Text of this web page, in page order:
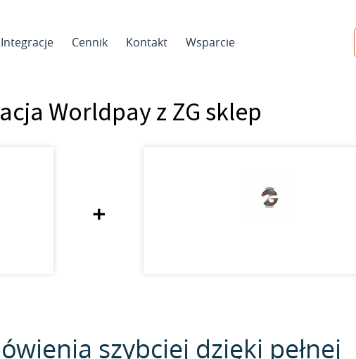
Integracje Cennik Kontakt Wsparcie
Worldpay z ZG sklep
+
szybciej dzięki pełnej